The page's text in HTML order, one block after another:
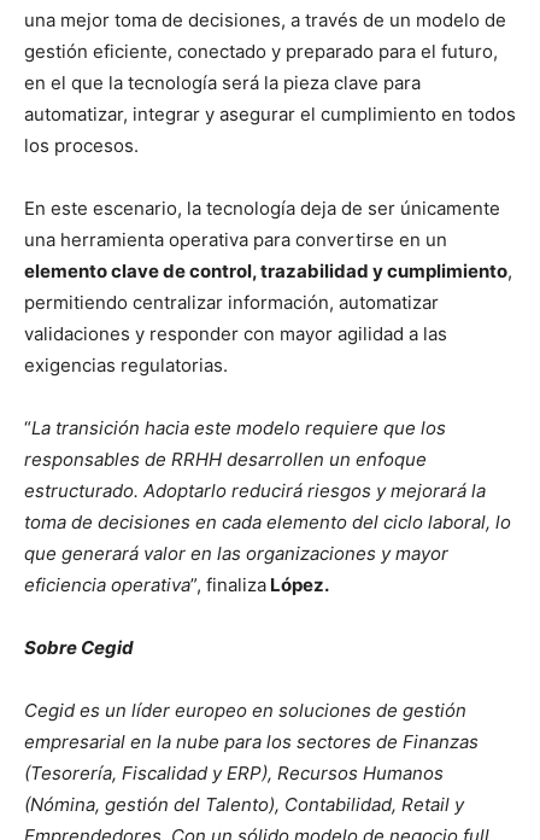
una mejor toma de decisiones, a través de un modelo de
gestión eficiente, conectado y preparado para el futuro,
en el que la tecnología será la pieza clave para
automatizar, integrar y asegurar el cumplimiento en todos
los procesos.
En este escenario, la tecnología deja de ser únicamente
una herramienta operativa para convertirse en un
elemento clave de control, trazabilidad y cumplimiento,
permitiendo centralizar información, automatizar
validaciones y responder con mayor agilidad a las
exigencias regulatorias.
“La transición hacia este modelo requiere que los
responsables de RRHH desarrollen un enfoque
estructurado. Adoptarlo reducirá riesgos y mejorará la
toma de decisiones en cada elemento del ciclo laboral, lo
que generará valor en las organizaciones y mayor
eficiencia operativa”, finaliza López.
Sobre Cegid
Cegid es un líder europeo en soluciones de gestión
empresarial en la nube para los sectores de Finanzas
(Tesorería, Fiscalidad y ERP), Recursos Humanos
(Nómina, gestión del Talento), Contabilidad, Retail y